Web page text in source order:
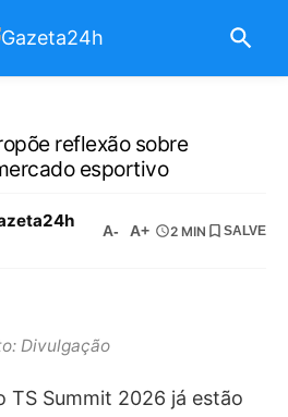
reflexão sobre
esportivo
A- A+ 2 MIN SALVE
Divulgação
TS Summit 2026 já estão